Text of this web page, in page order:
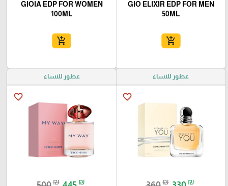
GIO ELIXIR EDP FOR MEN
50ML
add_shopping_cart
GIOIA EDP FOR WOMEN
100ML
add_shopping_cart
عطور للنساء
favorite_border
₪ ₪
عطور للنساء
favorite_border
₪ ₪